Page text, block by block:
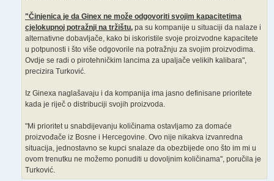
"Činjenica je da Ginex ne može odgovoriti svojim kapacitetima
cjelokupnoj potražnji na tržištu, pa su kompanije u situaciji da nalaze i
alternativne dobavljače, kako bi iskoristile svoje proizvodne kapacitete
u potpunosti i što više odgovorile na potražnju za svojim proizvodima.
Ovdje se radi o pirotehničkim lancima za upaljače velikih kalibara",
precizira Turković.
Iz Ginexa naglašavaju i da kompanija ima jasno definisane prioritete
kada je riječ o distribuciji svojih proizvoda.
"Mi prioritet u snabdijevanju količinama ostavljamo za domaće
proizvođače iz Bosne i Hercegovine. Ovo nije nikakva izvanredna
situacija, jednostavno se kupci snalaze da obezbijede ono što im mi u
ovom trenutku ne možemo ponuditi u dovoljnim količinama", poručila je
Turković.